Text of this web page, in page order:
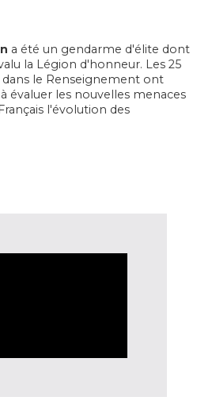
a été un gendarme d'élite dont
la Légion d'honneur. Les 25
dans le Renseignement ont
à évaluer les nouvelles menaces
l'évolution des